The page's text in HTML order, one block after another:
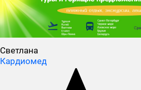
Светлана
Кардиомед